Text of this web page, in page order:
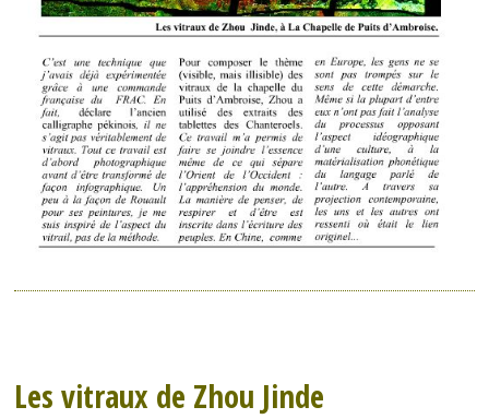
Les vitraux de Zhou Jinde